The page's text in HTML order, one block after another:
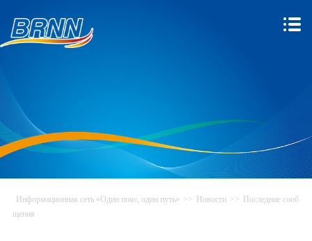
Информационная сеть «Один пояс, один путь» >> Новости >> Последние сооб
щения